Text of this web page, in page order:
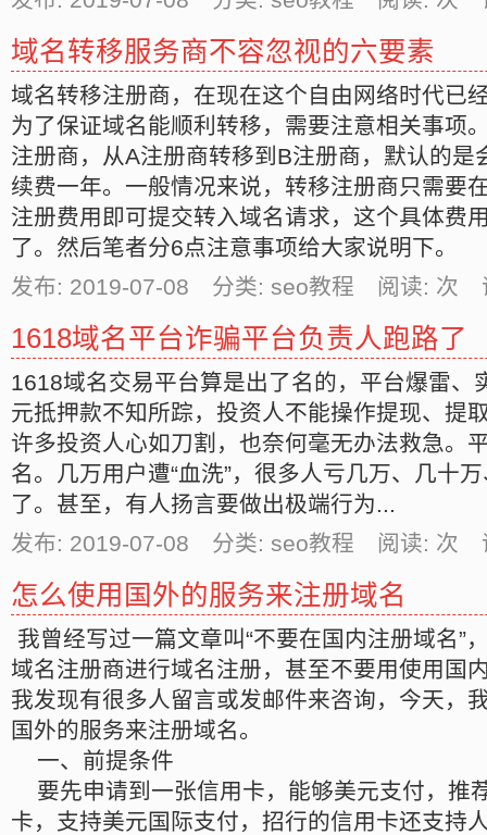
域名转移服务商不容忽视的六要素
域名转移注册商，在现在这个自由网络时代已
为了保证域名能顺利转移，需要注意相关事项
注册商，从A注册商转移到B注册商，默认的是
续费一年。一般情况来说，转移注册商只需要
注册费用即可提交转入域名请求，这个具体费
了。然后笔者分6点注意事项给大家说明下。
发布: 2019-07-08 分类: seo教程 阅读: 次
1618域名平台诈骗平台负责人跑路了
1618域名交易平台算是出了名的，平台爆雷、
元抵押款不知所踪，投资人不能操作提现、提
许多投资人心如刀割，也奈何毫无办法救急。
名。几万用户遭“血洗”，很多人亏几万、几十
了。甚至，有人扬言要做出极端行为...
发布: 2019-07-08 分类: seo教程 阅读: 次
怎么使用国外的服务来注册域名
我曾经写过一篇文章叫“不要在国内注册域名”
域名注册商进行域名注册，甚至不要用使用国
我发现有很多人留言或发邮件来咨询，今天，
国外的服务来注册域名。
一、前提条件
要先申请到一张信用卡，能够美元支付，推
卡，支持美元国际支付，招行的信用卡还支持